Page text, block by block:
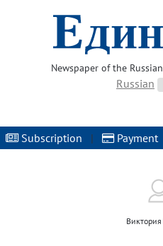
Newspaper of the
Russian
Subscription | Payment